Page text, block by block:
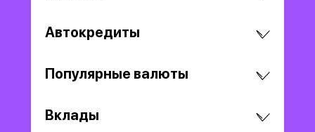
Автокредиты
Популярные валюты
Вклады